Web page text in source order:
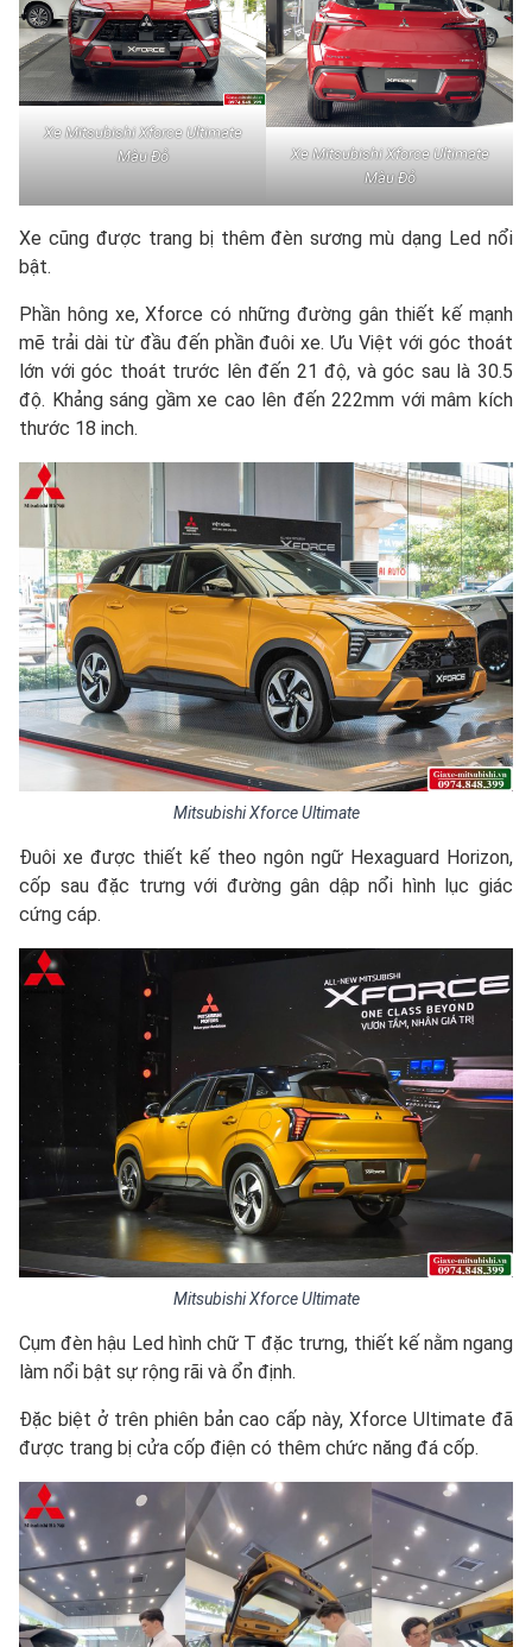
Xe Mitsubishi Xforce Ultimate
Màu Đỏ
Xe Mitsubishi Xforce Ultimate
Màu Đỏ
Xe cũng được trang bị thêm đèn sương mù dạng Led nổi
bật.
Phần hông xe, Xforce có những đường gân thiết kế mạnh
mẽ trải dài từ đầu đến phần đuôi xe. Ưu Việt với góc thoát
lớn với góc thoát trước lên đến 21 độ, và góc sau là 30.5
độ. Khảng sáng gầm xe cao lên đến 222mm với mâm kích
thước 18 inch.
Mitsubishi Xforce Ultimate
Đuôi xe được thiết kế theo ngôn ngữ Hexaguard Horizon,
cốp sau đặc trưng với đường gân dập nổi hình lục giác
cứng cáp.
Mitsubishi Xforce Ultimate
Cụm đèn hậu Led hình chữ T đặc trưng, thiết kế nằm ngang
làm nổi bật sự rộng rãi và ổn định.
Đặc biệt ở trên phiên bản cao cấp này, Xforce Ultimate đã
được trang bị cửa cốp điện có thêm chức năng đá cốp.